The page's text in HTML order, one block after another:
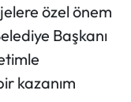
özel önem
Başkanı
kazanım